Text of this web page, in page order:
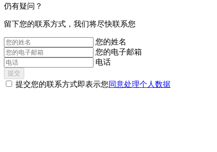
仍有疑问？
‌留下您的联系方式，我们将尽快联系您
您的姓名
您的电子邮箱
电话
提交
提交您的联系方式即表示您同意处理个人数据